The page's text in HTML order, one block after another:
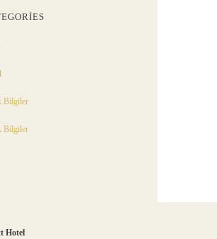
Bilgiler
Bilgiler
Hotel